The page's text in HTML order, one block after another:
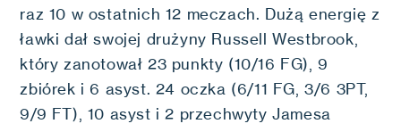
raz 10 w ostatnich 12 meczach. Dużą energię z
ławki dał swojej drużyny Russell Westbrook,
który zanotował 23 punkty (10/16 FG), 9
zbiórek i 6 asyst. 24 oczka (6/11 FG, 3/6 3PT,
9/9 FT), 10 asyst i 2 przechwyty Jamesa